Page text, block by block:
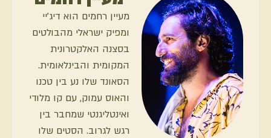
מעיין רחמים הוא דיג׳יי
ומפיק ישראלי מהבולטים
בסצנה האלקטרונית
המקומית והבינלאומית.
הסאונד שלו נע בין טכנו
והאוס עמוק, עם קו מלודי
ואינטליגנטי שמחבר בין
רגש לגרוב. הסטים שלו